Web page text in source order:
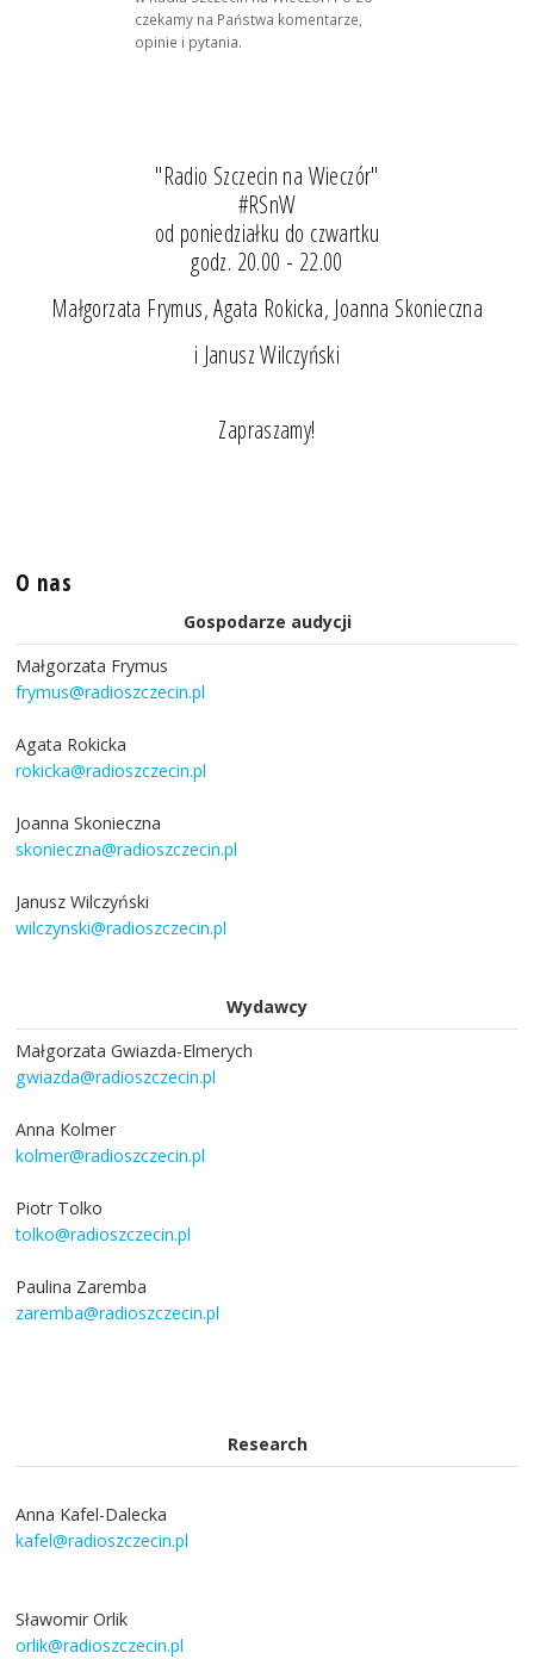
czekamy na Państwa komentarze,
opinie i pytania.
"Radio Szczecin na Wieczór"
#RSnW
od poniedziałku do czwartku
godz. 20.00 - 22.00
Małgorzata Frymus, Agata Rokicka, Joanna Skonieczna
i Janusz Wilczyński
Zapraszamy!
O nas
Gospodarze audycji
Małgorzata Frymus
frymus@radioszczecin.pl
Agata Rokicka
rokicka@radioszczecin.pl
Joanna Skonieczna
skonieczna@radioszczecin.pl
Janusz Wilczyński
wilczynski@radioszczecin.pl
Wydawcy
Małgorzata Gwiazda-Elmerych
gwiazda@radioszczecin.pl
Anna Kolmer
kolmer@radioszczecin.pl
Piotr Tolko
tolko@radioszczecin.pl
Paulina Zaremba
zaremba@radioszczecin.pl
Research
Anna Kafel-Dalecka
kafel@radioszczecin.pl
Sławomir Orlik
orlik@radioszczecin.pl